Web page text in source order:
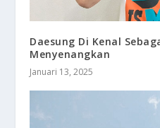
Daesung Di Kenal
Menyenangkan
Januari 13, 2025